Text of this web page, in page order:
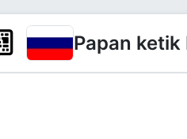
Papan ketik